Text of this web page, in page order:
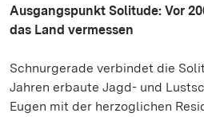
Ausgangspunkt Solitude: Vor
das Land vermessen
Schnurgerade verbindet die
Jahren erbaute Jagd- und
Eugen mit der herzoglichen